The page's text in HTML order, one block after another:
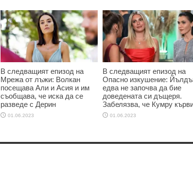
В следващият епизод на
Мрежа от лъжи: Волкан
посещава Али и Асия и им
съобщава, че иска да се
разведе с Дерин
01.06.2023
В следващият епизод на
Опасно изкушение:
едва не започва да бие
доведената си дъщеря.
Забелязва, че Кумру
01.06.2023